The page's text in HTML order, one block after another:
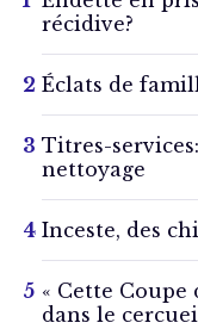
récidive?
Éclats de
Titres-
nettoyage
Inceste, des
« Cette
dans le